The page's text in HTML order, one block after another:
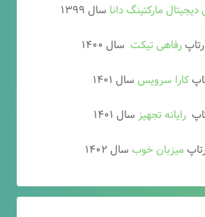
مارکتینگ دانا سال ۱۳۹۹
رفاهی تیکت سال ۱۴۰۰
کارا سرویس سال ۱۴۰۱
رایانه تجهیز سال ۱۴۰۱
میزبان خوب سال ۱۴۰۲